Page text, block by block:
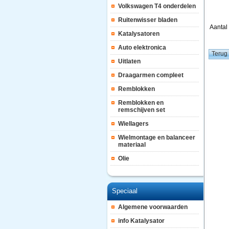
Volkswagen T4 onderdelen
Ruitenwisser bladen
Katalysatoren
Auto elektronica
Uitlaten
Draagarmen compleet
Remblokken
Remblokken en
remschijven set
Wiellagers
Wielmontage en balanceer
materiaal
Olie
Speciaal
Algemene voorwaarden
info Katalysator